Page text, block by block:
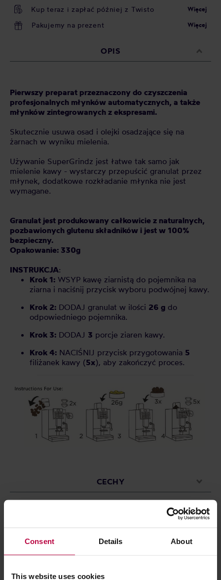
Consent Details About
This website uses cookies
Kup teraz i zapłać później z Twisto Więcej
Pakujemy na prezent Więcej
OPIS
Pierwszy preparat przeznaczony do czyszczenia
profesjonalnych młynków automatycznych, a także
młynków zintegrowanych z ekspresami.
Skutecznie usuwa osad i olejki osadzające się na
żarnach w wyniku mielenia.
Używanie SuperGrindz jest łatwe tak samo jak
mielenie kawy - wystarczy przepuścić granulat przez
młynek, dodatkowe rozkładanie młynka nie jest
wymagane.
Granulat jest produkowany całkowicie z naturalnych,
pozbawionych glutenu składników i jest w 100%
bezpieczny.
Opakowanie: 330g
INSTRUKCJA:
Krok 1: WSYP kawę ziarnistą do pojemnika na
ziarna i naciśnij przycisk wyboru podwójnej kawy.
Krok 2: DODAJ granulat w ilości 26 g do
odpowiedniego pojemnika.
Krok 3: DODAJ 3 porcje ziaren kawy.
Krok 4: NACIŚNIJ przycisk przygotowania 5
filiżanek kawy (5x), aby zakończyć proces.
CECHY
OCENY